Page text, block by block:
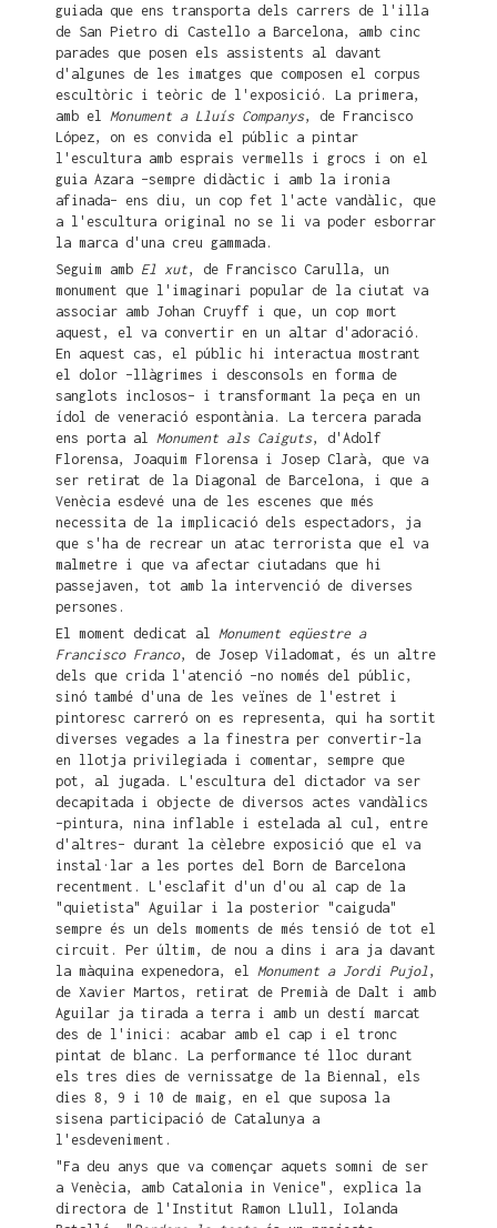
guiada que ens transporta dels carrers de l'illa
de San Pietro di Castello a Barcelona, amb cinc
parades que posen els assistents al davant
d'algunes de les imatges que composen el corpus
escultòric i teòric de l'exposició. La primera,
amb el Monument a Lluís Companys, de Francisco
López, on es convida el públic a pintar
l'escultura amb esprais vermells i grocs i on el
guia Azara –sempre didàctic i amb la ironia
afinada– ens diu, un cop fet l'acte vandàlic, que
a l'escultura original no se li va poder esborrar
la marca d'una creu gammada.
Seguim amb El xut, de Francisco Carulla, un
monument que l'imaginari popular de la ciutat va
associar amb Johan Cruyff i que, un cop mort
aquest, el va convertir en un altar d'adoració.
En aquest cas, el públic hi interactua mostrant
el dolor –llàgrimes i desconsols en forma de
sanglots inclosos– i transformant la peça en un
ídol de veneració espontània. La tercera parada
ens porta al Monument als Caiguts, d'Adolf
Florensa, Joaquim Florensa i Josep Clarà, que va
ser retirat de la Diagonal de Barcelona, i que a
Venècia esdevé una de les escenes que més
necessita de la implicació dels espectadors, ja
que s'ha de recrear un atac terrorista que el va
malmetre i que va afectar ciutadans que hi
passejaven, tot amb la intervenció de diverses
persones.
El moment dedicat al Monument eqüestre a
Francisco Franco, de Josep Viladomat, és un altre
dels que crida l'atenció –no només del públic,
sinó també d'una de les veïnes de l'estret i
pintoresc carreró on es representa, qui ha sortit
diverses vegades a la finestra per convertir-la
en llotja privilegiada i comentar, sempre que
pot, al jugada. L'escultura del dictador va ser
decapitada i objecte de diversos actes vandàlics
–pintura, nina inflable i estelada al cul, entre
d'altres– durant la cèlebre exposició que el va
instal·lar a les portes del Born de Barcelona
recentment. L'esclafit d'un d'ou al cap de la
"quietista" Aguilar i la posterior "caiguda"
sempre és un dels moments de més tensió de tot el
circuit. Per últim, de nou a dins i ara ja davant
la màquina expenedora, el Monument a Jordi Pujol,
de Xavier Martos, retirat de Premià de Dalt i amb
Aguilar ja tirada a terra i amb un destí marcat
des de l'inici: acabar amb el cap i el tronc
pintat de blanc. La performance té lloc durant
els tres dies de vernissatge de la Biennal, els
dies 8, 9 i 10 de maig, en el que suposa la
sisena participació de Catalunya a
l'esdeveniment.
"Fa deu anys que va començar aquets somni de ser
a Venècia, amb Catalonia in Venice", explica la
directora de l'Institut Ramon Llull, Iolanda